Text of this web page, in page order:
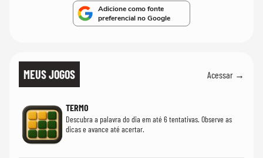
Adicione como fonte
preferencial no Google
MEUS JOGOS Acessar →
TERMO
Descubra a palavra do dia em até 6 tentativas. Observe as
dicas e avance até acertar.